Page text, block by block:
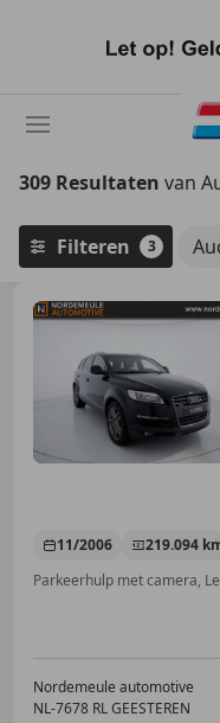
naar
309 Resultaten van
Filteren 3
11/2006 219.094
Nordemeule automotive
NL-7678 RL GEESTEREN